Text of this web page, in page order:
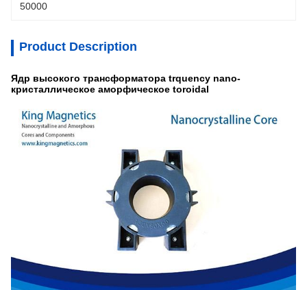
50000
Product Description
Ядр высокого трансформатора trquency nano-
кристаллическое аморфическое toroidal